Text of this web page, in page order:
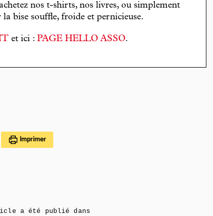
nos t-shirts, nos livres, ou simplement
la bise souffle, froide et pernicieuse.
et ici : PAGE HELLO ASSO.
Imprimer
a été publié dans